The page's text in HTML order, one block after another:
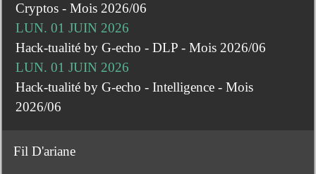
Cryptos - Mois 2026/06
LUN. 01 JUIN 2026
Hack-tualité by G-echo - DLP - Mois 2026/06
LUN. 01 JUIN 2026
Hack-tualité by G-echo - Intelligence - Mois
2026/06
Fil D'ariane